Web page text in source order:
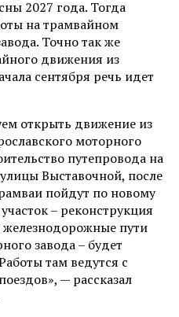
2027 года. Тогда
на трамвайном
Точно так же
движения из
сентября речь идет
открыть движение из
моторного
путепровода на
Выставочной, после
пойдут по новому
– реконструкция
железнодорожные пути
завода – будет
там ведутся с
— рассказал